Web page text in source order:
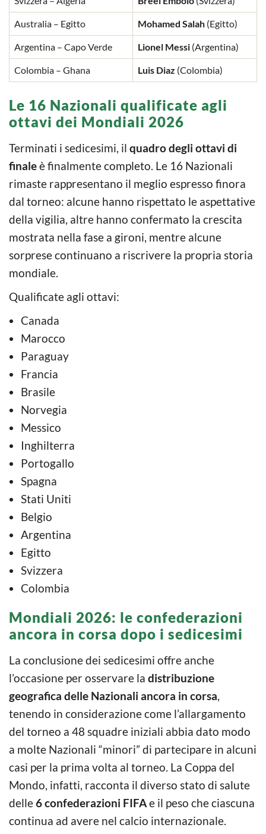
Australia – Egitto Mohamed Salah (Egitto)
Argentina – Capo Verde Lionel Messi (Argentina)
Colombia – Ghana Luis Diaz (Colombia)
Le 16 Nazionali qualificate agli
ottavi dei Mondiali 2026
Terminati i sedicesimi, il quadro degli ottavi di
finaleè finalmente completo. Le 16 Nazionali
rimaste rappresentano il meglio espresso finora
dal torneo: alcune hanno rispettato le aspettative
della vigilia, altre hanno confermato la crescita
mostrata nella fase a gironi, mentre alcune
sorprese continuano a riscrivere la propria storia
mondiale.
Qualificate agli ottavi:
Canada
Marocco
Paraguay
Francia
Brasile
Norvegia
Messico
Inghilterra
Portogallo
Spagna
Stati Uniti
Belgio
Argentina
Egitto
Svizzera
Colombia
Mondiali 2026: le confederazioni
ancora in corsa dopo i sedicesimi
La conclusione dei sedicesimi offre anche
l’occasione per osservare la distribuzione
geografica delle Nazionali ancora in corsa,
tenendo in considerazione come l’allargamento
del torneo a 48 squadre iniziali abbia dato modo
a molte Nazionali “minori” di partecipare in alcuni
casi per la prima volta al torneo. La Coppa del
Mondo, infatti, racconta il diverso stato di salute
delle6 confederazioni FIFAe il peso che ciascuna
continua ad avere nel calcio internazionale.